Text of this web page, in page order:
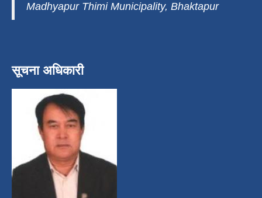
Madhyapur Thimi Municipality, Bhaktapur
सूचना अधिकारी